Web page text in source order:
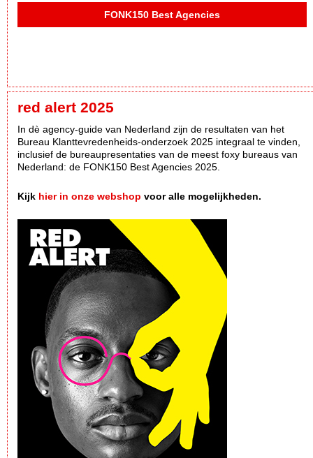
FONK150 Best Agencies
red alert 2025
In dè agency-guide van Nederland zijn de resultaten van het
Bureau Klanttevredenheids-onderzoek 2025 integraal te vinden,
inclusief de bureaupresentaties van de meest foxy bureaus van
Nederland: de FONK150 Best Agencies 2025.
Kijk hier in onze webshop voor alle mogelijkheden.